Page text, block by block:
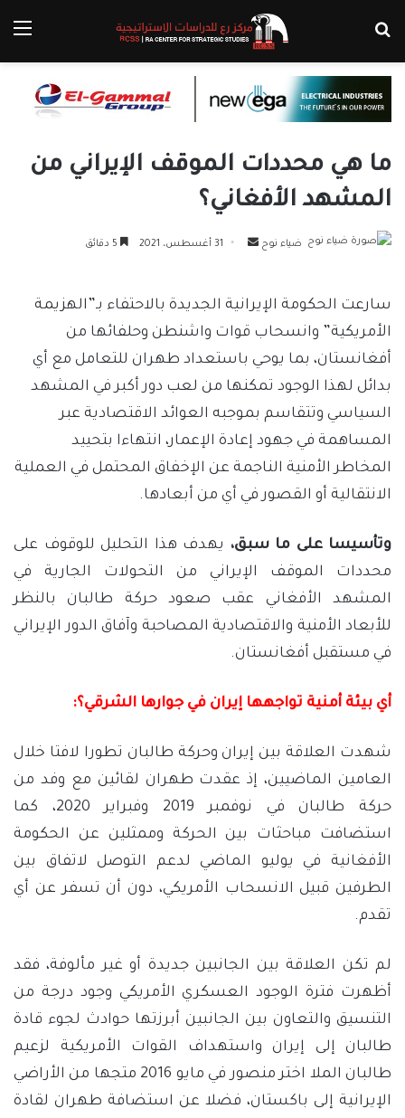
ما هي محددات الموقف الإيراني من
المشهد الأفغاني؟
ضياء نوح
أرسل 31 أغسطس، 2021
سارعت الحكومة الإيرانية الجديدة بالاحتفاء بـ”الهزيمة
الأمريكية” وانسحاب قوات واشنطن وحلفائها من
أفغانستان، بما يوحي باستعداد طهران للتعامل مع أي
بدائل لهذا الوجود تمكنها من لعب دور أكبر في المشهد
السياسي وتتقاسم بموجبه العوائد الاقتصادية عبر
المساهمة في جهود إعادة الإعمار، انتهاءا بتحييد
المخاطر الأمنية الناجمة عن الإخفاق المحتمل في العملية
الانتقالية أو القصور في أي من أبعادها.
وتأسيسا على ما سبق، يهدف هذا التحليل للوقوف على
محددات الموقف الإيراني من التحولات الجارية في
المشهد الأفغاني عقب صعود حركة طالبان بالنظر
للأبعاد الأمنية والاقتصادية المصاحبة وآفاق الدور الإيراني
في مستقبل أفغانستان.
أي بيئة أمنية تواجهها إيران في جوارها الشرقي؟:
شهدت العلاقة بين إيران وحركة طالبان تطورا لافتا خلال
العامين الماضيين، إذ عقدت طهران لقائين مع وفد من
حركة طالبان في نوفمبر 2019 وفبراير 2020، كما
استضافت مباحثات بين الحركة وممثلين عن الحكومة
الأفغانية في يوليو الماضي لدعم التوصل لاتفاق بين
الطرفين قبيل الانسحاب الأمريكي، دون أن تسفر عن أي
تقدم.
لم تكن العلاقة بين الجانبين جديدة أو غير مألوفة، فقد
أظهرت فترة الوجود العسكري الأمريكي وجود درجة من
التنسيق والتعاون بين الجانبين أبرزتها حوادث لجوء قادة
طالبان إلى إيران واستهداف القوات الأمريكية لزعيم
طالبان الملا اختر منصور في مايو 2016 متجها من الأراضي
الإيرانية إلى باكستان، فضلا عن استضافة طهران لقادة